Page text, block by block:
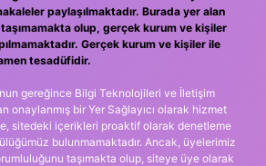
paylaşılmaktadır. Burada yer alan
olup, gerçek kurum ve kişiler
Gerçek kurum ve kişiler ile
tesadüfidir.
gereğince Bilgi Teknolojileri ve İletişim
onaylanmış bir Yer Sağlayıcı olarak hizmet
sitedeki içerikleri proaktif olarak denetleme
bulunmamaktadır. Ancak, üyelerimiz
taşımakta olup, siteye üye olarak